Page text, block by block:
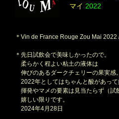
マイ 2022
＊Vin de France Rouge Zou Mai 2022
＊先日試飲会で美味しかったので。
柔らかく程よい粘土の液体は
伸びのあるダークチェリーの果実感。
2022年としてはちゃんと酸があって
揮発やマメの要素は見当たらず（試
嬉しい限りです。
2024年4月28日